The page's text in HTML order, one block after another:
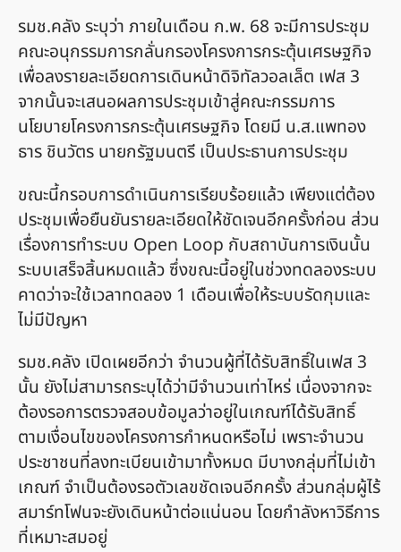
รมช.คลัง ระบุว่า ภายในเดือน ก.พ. 68 จะมีการประชุม
คณะอนุกรรมการกลั่นกรองโครงการกระตุ้นเศรษฐกิจ
เพื่อลงรายละเอียดการเดินหน้าดิจิทัลวอลเล็ต เฟส 3
จากนั้นจะเสนอผลการประชุมเข้าสู่คณะกรรมการ
นโยบายโครงการกระตุ้นเศรษฐกิจ โดยมี น.ส.แพทอง
ธาร ชินวัตร นายกรัฐมนตรี เป็นประธานการประชุม
ขณะนี้กรอบการดำเนินการเรียบร้อยแล้ว เพียงแต่ต้อง
ประชุมเพื่อยืนยันรายละเอียดให้ชัดเจนอีกครั้งก่อน ส่วน
เรื่องการทำระบบ Open Loop กับสถาบันการเงินนั้น
ระบบเสร็จสิ้นหมดแล้ว ซึ่งขณะนี้อยู่ในช่วงทดลองระบบ
คาดว่าจะใช้เวลาทดลอง 1 เดือนเพื่อให้ระบบรัดกุมและ
ไม่มีปัญหา
รมช.คลัง เปิดเผยอีกว่า จำนวนผู้ที่ได้รับสิทธิ์ในเฟส 3
นั้น ยังไม่สามารถระบุได้ว่ามีจำนวนเท่าไหร่ เนื่องจากจะ
ต้องรอการตรวจสอบข้อมูลว่าอยู่ในเกณฑ์ได้รับสิทธิ์
ตามเงื่อนไขของโครงการกำหนดหรือไม่ เพราะจำนวน
ประชาชนที่ลงทะเบียนเข้ามาทั้งหมด มีบางกลุ่มที่ไม่เข้า
เกณฑ์ จำเป็นต้องรอตัวเลขชัดเจนอีกครั้ง ส่วนกลุ่มผู้ไร้
สมาร์ทโฟนจะยังเดินหน้าต่อแน่นอน โดยกำลังหาวิธีการ
ที่เหมาะสมอยู่